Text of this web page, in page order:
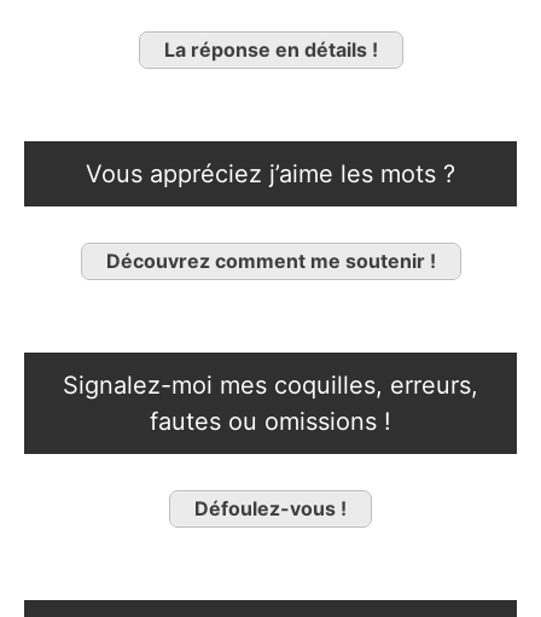
La réponse en détails !
Vous appréciez j’aime les mots ?
Découvrez comment me soutenir !
Signalez-moi mes coquilles, erreurs,
fautes ou omissions !
Défoulez-vous !